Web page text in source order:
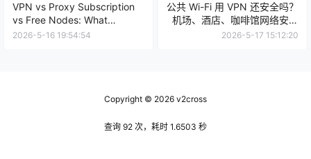
VPN vs Proxy Subscription
vs Free Nodes: What
Beginners Should Choose for
2026-5-16 19:54:54
公共 Wi-Fi 用 VPN 还安全吗？
机场、酒店、咖啡馆网络安全
检查清单
2026-5-17 15:12:20
Copyright © 2026 v2cross
查询 92 次，耗时 1.6503 秒